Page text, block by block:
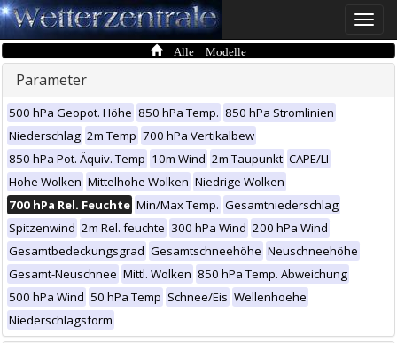
Toggle
Alle Modelle
Parameter
500 hPa Geopot. Höhe 850 hPa Temp. 850 hPa Stromlinien
Niederschlag 2m Temp 700 hPa Vertikalbew
850 hPa Pot. Äquiv. Temp 10m Wind 2m Taupunkt CAPE/LI
Hohe Wolken Mittelhohe Wolken Niedrige Wolken
700 hPa Rel. Feuchte Min/Max Temp. Gesamtniederschlag
Spitzenwind 2m Rel. feuchte 300 hPa Wind 200 hPa Wind
Gesamtbedeckungsgrad Gesamtschneehöhe Neuschneehöhe
Gesamt-Neuschnee Mittl. Wolken 850 hPa Temp. Abweichung
500 hPa Wind 50 hPa Temp Schnee/Eis Wellenhoehe
Niederschlagsform